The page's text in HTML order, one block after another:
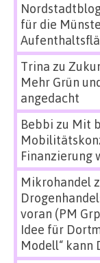
für die
Trina zu
Mehr Grün
angedacht
Bebbi zu Mit
Finanzierung
Mikrohandel
voran (PM
Idee für
Modell“ kann